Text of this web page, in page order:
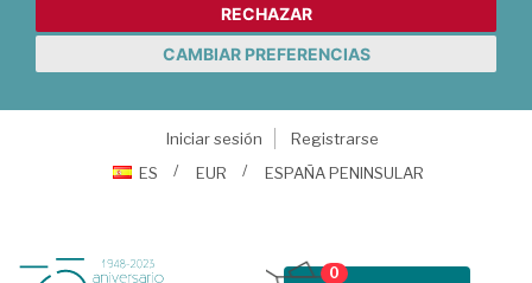
RECHAZAR
CAMBIAR PREFERENCIAS
Iniciar sesión
Registrarse
ES
EUR ESPAÑA PENINSULAR
0